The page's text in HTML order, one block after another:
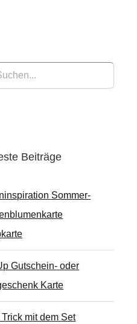
Beiträge
Sommer-
Gutschein- oder
Karte
Trick mit dem Set